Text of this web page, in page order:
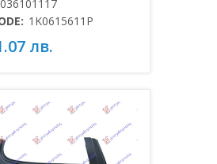
036101117
1K0615611P
лв.